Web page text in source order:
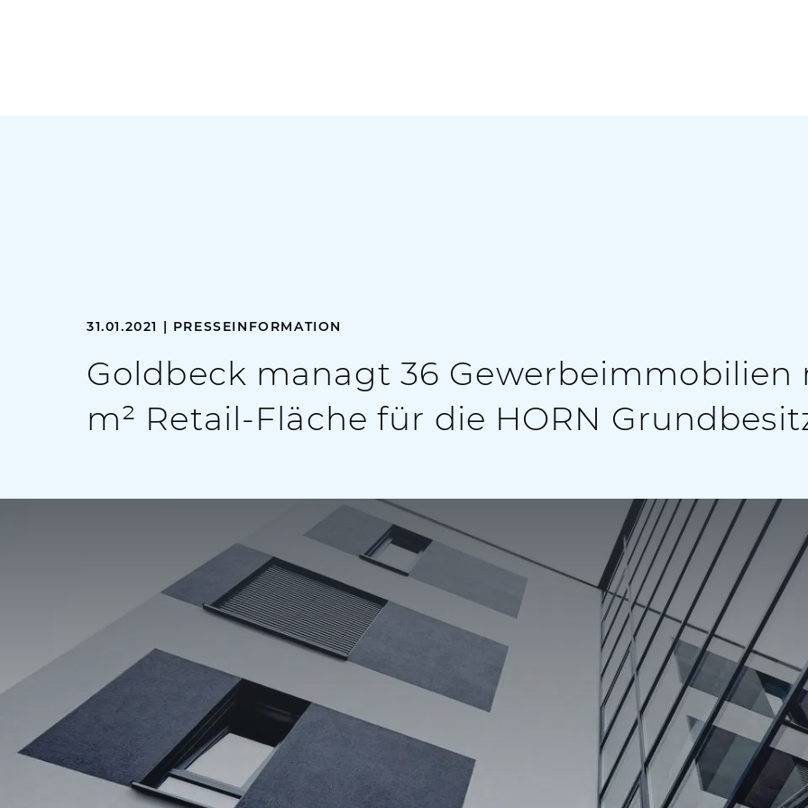
31.01.2021 | PRESSEINFORMATION
Goldbeck managt 36
m² Retail-Fläche für die HORN